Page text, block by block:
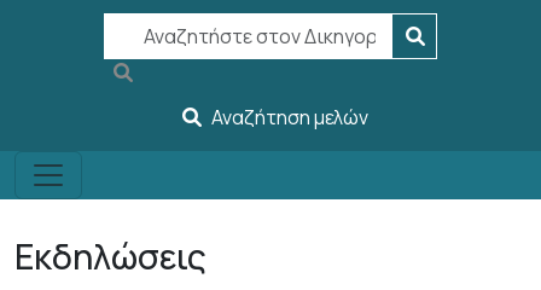
Αναζήτηση μελών
Εκδηλώσεις